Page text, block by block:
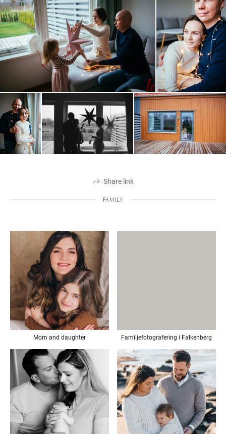
Share link
FAMILY
Mom and daughter Familjefotografering i Falkenberg